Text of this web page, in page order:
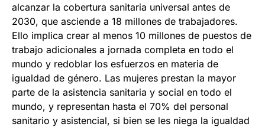
alcanzar la cobertura sanitaria universal antes de
2030, que asciende a 18 millones de trabajadores.
Ello implica crear al menos 10 millones de puestos de
trabajo adicionales a jornada completa en todo el
mundo y redoblar los esfuerzos en materia de
igualdad de género. Las mujeres prestan la mayor
parte de la asistencia sanitaria y social en todo el
mundo, y representan hasta el 70% del personal
sanitario y asistencial, si bien se les niega la igualdad